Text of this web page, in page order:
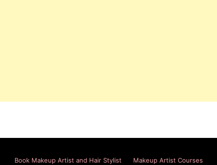
Book Makeup Artist and Hair Stylist
Makeup Artist Courses